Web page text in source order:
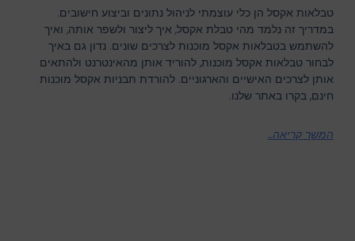
טבלאות אקסל הן כלי עוצמתי לניהול נתונים וביצוע חישובים.
במדריך זה נלמד מהי טבלת אקסל, איך ליצור ולשפר אותה, ואיך
להשתמש בטבלאות אקסל מוכנות לצרכים שונים. נדון גם באיך
לבחור טבלאות אקסל מוכנות, להוריד אותן מהאינטרנט ולהתאים
אותן לצרכים האישיים והארגוניים. להורדת תבניות אקסל מוכנות
חינם, בקרו באתר שלנו.
המשך קריאה..